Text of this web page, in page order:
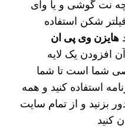
چه نت گوشی و یا وای
شکن استفاده
هایزن وی پی ان
افزودن یک لایه
شما است تا شما
استفاده کنید و همه
بزنید و از تمام سایت
کنید